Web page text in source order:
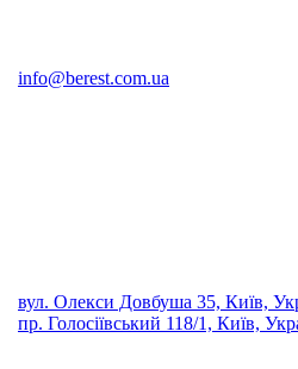
info@berest.com.ua
вул. Олекси Довбуша 35, Київ,
пр. Голосіївський 118/1, Київ,